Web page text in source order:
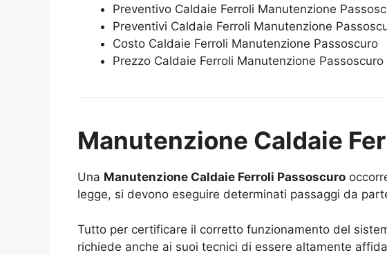
Preventivo Caldaie Ferroli Manutenzione
Preventivi Caldaie Ferroli Manutenzione
Costo Caldaie Ferroli Manutenzione Passoscuro
Prezzo Caldaie Ferroli Manutenzione Passoscuro
Manutenzione Caldaie
Una Manutenzione Caldaie Ferroli Passoscuro
legge, si devono eseguire determinati passaggi da
Tutto per certificare il corretto funzionamento del
richiede anche ai suoi tecnici di essere altamente